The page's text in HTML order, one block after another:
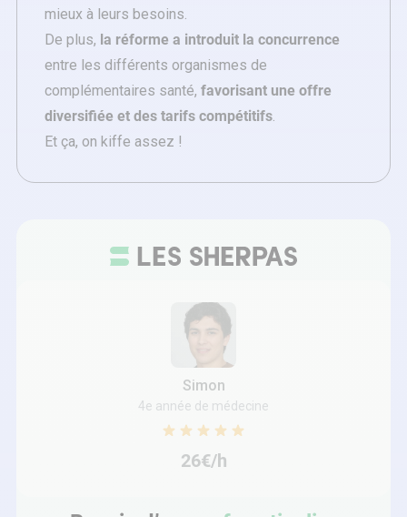
mieux à leurs besoins.
De plus, la réforme a introduit la concurrence
entre les différents organismes de
complémentaires santé, favorisant une offre
diversifiée et des tarifs compétitifs.
Et ça, on kiffe assez !
Simon
4e année de médecine
26€/h